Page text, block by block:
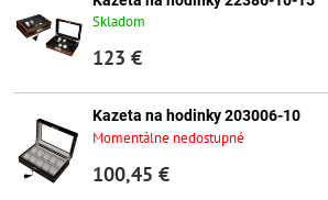
Skladom
123 €
Kazeta na hodinky 203006-10
Momentálne nedostupné
100,45 €